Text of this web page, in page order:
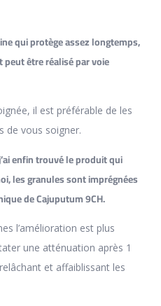
qui protège assez longtemps,
être réalisé par voie
il est préférable de les
de vous soigner.
enfin trouvé le produit qui
les granules sont imprégnées
de Cajuputum 9CH.
l’amélioration est plus
une atténuation après 1
et affaiblissant les